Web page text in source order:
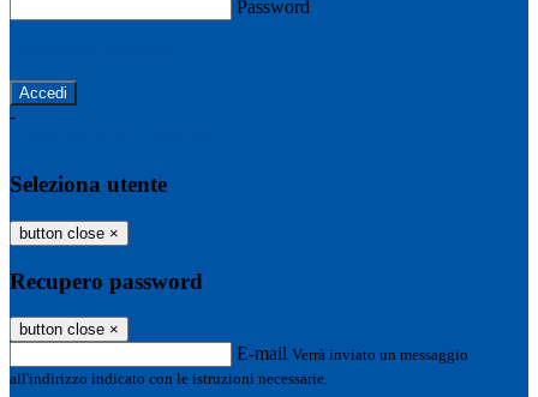
Password
-
Seleziona utente
button close ×
Recupero password
button close ×
E-mail Verrà inviato un messaggio
all'indirizzo indicato con le istruzioni necessarie.